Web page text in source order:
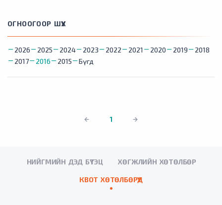
ОГНООГООР ШҮҮХ
2026 2025 2024 2023 2022 2021 2020 2019
2018
2017
2016 2015 Бүгд
1
НИЙГМИЙН ДЭД БҮТЭЦ ХӨГЖЛИЙН ХӨТӨЛБӨР
КВОТ ХӨТӨЛБӨРҮҮД